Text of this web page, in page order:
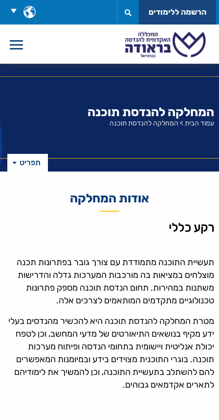
לתוכן
בחר
שפה
הרשמה ללימודים
המחלקה להנדסת תוכנה
עמוד הבית > המחלקה להנדסת תוכנה
תפריט
אודות המחלקה
רקע כללי
תעשיית התוכנה מתמודדת עם צורך גובר בפתרונות תכנה
מוצלחים במציאות בה מורכבות המערכות גדלה והדרישות
משתנות במהירות. תחום הנדסת תוכנה מספק פתרונות
טכנולוגיים מתקדמים המותאמים לצרכים אלה.
מטרת המחלקה להנדסת תוכנה היא להכשיר מהנדסים בעלי
ידע מקיף בנושאים התיאורטים של מדעי המחשב, וכן לטפח
יכולת אנליטית ויישומית בתחומי הנדסה ופיתוח מערכות
תוכנה. בוגרי התוכנית מצוידים בידע ובמיומנות המאפשרים
להם להשתלב בתעשיית התוכנה, וכן להמשיך את לימודיהם
לתארים אקדמאים גבוהים.